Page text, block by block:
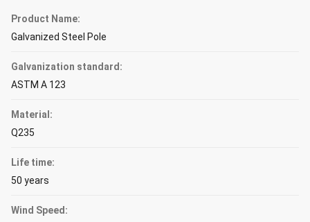
Product Name:
Galvanized Steel Pole
Galvanization standard:
ASTM A 123
Material:
Q235
Life time:
50 years
Wind Speed: